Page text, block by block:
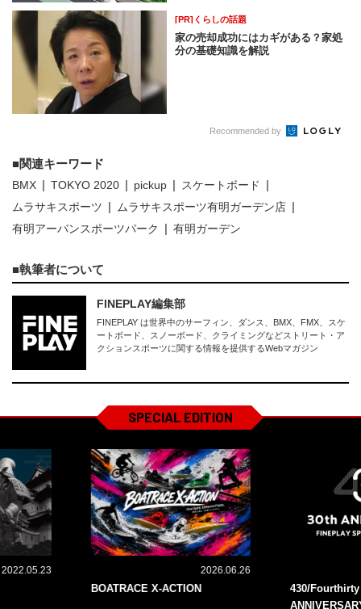
[PR]くらしの話題
家の売却成功にはカギがある？家処
分の基礎知識を解説
Recommended by
関連キーワード
BMX TOKYO 2020 pickup
スケートボード
ムラサキスポーツ
ムラサキスポーツ有明ガーデン店
有明アーバンスポーツパーク
有明ガーデン
執筆者について
FINEPLAY編集部
FINEPLAY は世界中のサーフィン、ダンス、BMX、FMX、スケ
ートボード、スノーボード、クライミングなどストリート・ア
クションスポーツに関する情報を提供するWebマガジン
SPECIAL EDITION
2022.05.23 2026.06.26
BOATRACE X-ACTION
430/